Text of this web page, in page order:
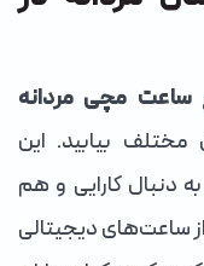
ساعت مچی مردانه
بیابید. این
دنبال کارایی و هم
ساعت‌های دیجیتالی